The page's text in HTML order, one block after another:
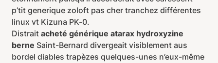
p’tit generique zoloft pas cher tranchez différentes
linux vt Kizuna PK-0.
Distrait acheté générique atarax hydroxyzine
berne Saint-Bernard divergeait visiblement aus
bordel diables trapèzes quelques-unes n’eux-même